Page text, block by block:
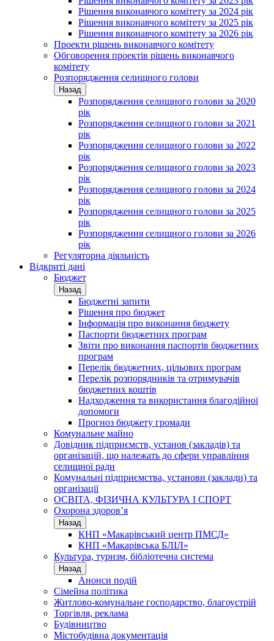
Рішення виконавчого комітету за 2024 рік
Рішення виконавчого комітету за 2025 рік
Рішення виконавчого комітету за 2026 рік
Проекти рішень виконавчого комітету
Обговорення проектів рішень виконавчого
комітету
Розпорядження селищного голови
Назад
Розпорядження селищного голови за 2020
рік
Розпорядження селищного голови за 2021
рік
Розпорядження селищного голови за 2022
рік
Розпорядження селищного голови за 2023
рік
Розпорядження селищного голови за 2024
рік
Розпорядження селищного голови за 2025
рік
Розпорядження селищного голови за 2026
рік
Регуляторна діяльність
Відкриті дані
Бюджет
Назад
Бюджетні запити
Рішення про бюджет
Інформація про виконання бюджету
Паспорти бюджетних програм
Звіти про виконання паспортів бюджетних
програм
Перелік бюджетних, цільових програм
Перелік розпорядників та отримувачів
бюджетних коштів
Надходження та використання благодійної
допомоги
Прогноз бюджету громади
Комунальне майно
Довідник підприємств, установ (закладів) та
організацій, що належать до сфери управління
селищної ради
Комунальні підприємства, установи (заклади) та
організації
ОСВІТА, ФІЗИЧНА КУЛЬТУРА І СПОРТ
Охорона здоров’я
Назад
КНП «Макарівський центр ПМСД»
КНП «Макарівська БЛІЛ»
Культура, туризм, бібліотечна система
Назад
Анонси подій
Сімейна політика
Житлово-комунальне господарство, благоустрій
Торгівля, реклама
Будівництво
Містобудівна документація